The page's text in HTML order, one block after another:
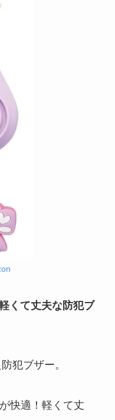
くて丈夫な防犯ブ
犯ブザー。
快適！軽くて丈